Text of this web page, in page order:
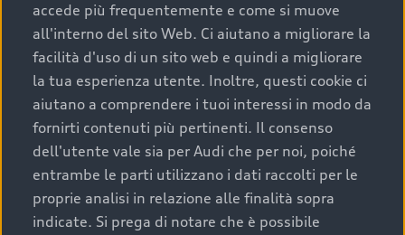
cronologia dei tagliandi: una documentazione
completa della vettura certifica una manutenzione
costante e accurata;
condizioni della carrozzeria e degli interni: una
buona conservazione evidenzia cura e attenzione del
precedente proprietario;
efficienza meccanica: motore, trasmissione e
componenti principali in ottimo stato garantiscono
prestazioni affidabili e sicure.
accede più frequentemente e come si muove
all'interno del sito Web. Ci aiutano a migliorare la
facilità d'uso di un sito web e quindi a migliorare
la tua esperienza utente. Inoltre, questi cookie ci
aiutano a comprendere i tuoi interessi in modo da
fornirti contenuti più pertinenti. Il consenso
dell'utente vale sia per Audi che per noi, poiché
entrambe le parti utilizzano i dati raccolti per le
proprie analisi in relazione alle finalità sopra
indicate. Si prega di notare che è possibile